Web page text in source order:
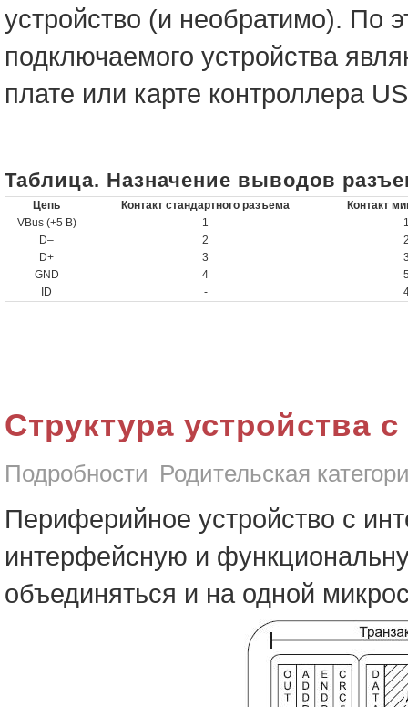
устройство (и необратимо). По
подключаемого устройства
плате или карте контроллера
Таблица. Назначение выводов
Цепь Контакт стандартного разъема
Контакт
VBus (+5 В)
1
D–
2
D+
3
GND
4
ID
-
Структура устройства
Подробности Родительская
Периферийное устройство с
интерфейсную и
объединяться и на одной